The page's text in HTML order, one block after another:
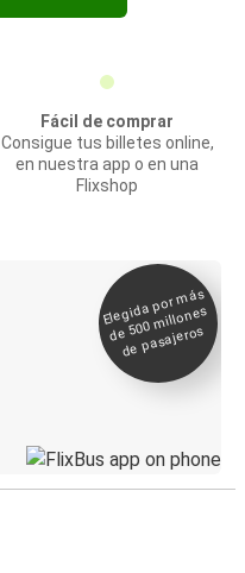
Fácil de comprar
Consigue tus billetes online,
en nuestra app o en una
Flixshop
Elegida por
más
de 500
millones
de pasajeros